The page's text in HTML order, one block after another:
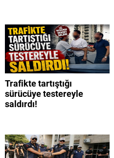
Trafikte tartıştığı
sürücüye testereyle
saldırdı!